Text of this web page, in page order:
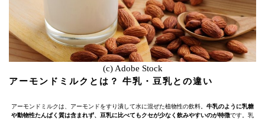
(c) Adobe Stock
アーモンドミルクとは？ 牛乳・豆乳との違い
アーモンドミルクは、アーモンドをすり潰して水に混ぜた植物性の飲料。 牛乳のように乳糖
や動物性たんぱく質は含まれず、豆乳に比べてもクセが少なく飲みやすいのが特徴です。乳